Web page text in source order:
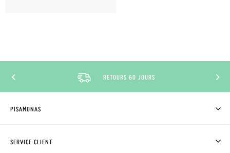
RETOURS 60 JOURS
PISAMONAS
SERVICE CLIENT